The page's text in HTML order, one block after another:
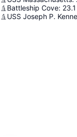
Battleship Cove: 23.1
USS Joseph P.